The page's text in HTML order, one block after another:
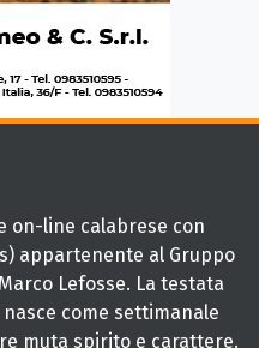
on-line calabrese con
appartenente al Gruppo
Lefosse. La testata
come settimanale
muta spirito e carattere.